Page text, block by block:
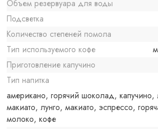
Объем резервуара для воды
Подсветка
Количество степеней помола
Тип используемого кофе
Приготовление капучино
Тип напитка
американо, горячий шоколад, капучино,
макиато, лунго, макиато, эспрессо,
молоко, кофе